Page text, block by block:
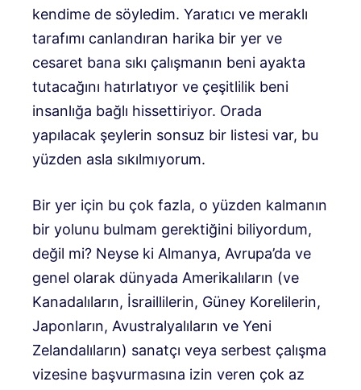
kendime de söyledim. Yaratıcı ve meraklı
tarafımı canlandıran harika bir yer ve
cesaret bana sıkı çalışmanın beni ayakta
tutacağını hatırlatıyor ve çeşitlilik beni
insanlığa bağlı hissettiriyor. Orada
yapılacak şeylerin sonsuz bir listesi var, bu
yüzden asla sıkılmıyorum.
Bir yer için bu çok fazla, o yüzden kalmanın
bir yolunu bulmam gerektiğini biliyordum,
değil mi? Neyse ki Almanya, Avrupa’da ve
genel olarak dünyada Amerikalıların (ve
Kanadalıların, İsraillilerin, Güney Korelilerin,
Japonların, Avustralyalıların ve Yeni
Zelandalıların) sanatçı veya serbest çalışma
vizesine başvurmasına izin veren çok az